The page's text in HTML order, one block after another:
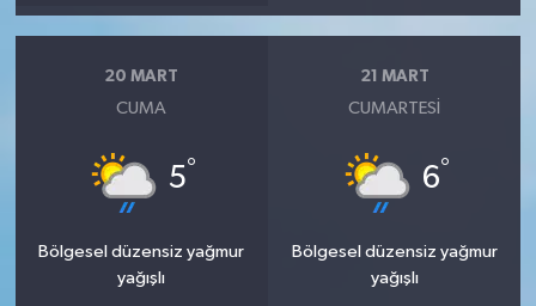
20 MART
CUMA
5°
Bölgesel düzensiz yağmur
yağışlı
21 MART
CUMARTESI
6°
Bölgesel düzensiz yağmur
yağışlı